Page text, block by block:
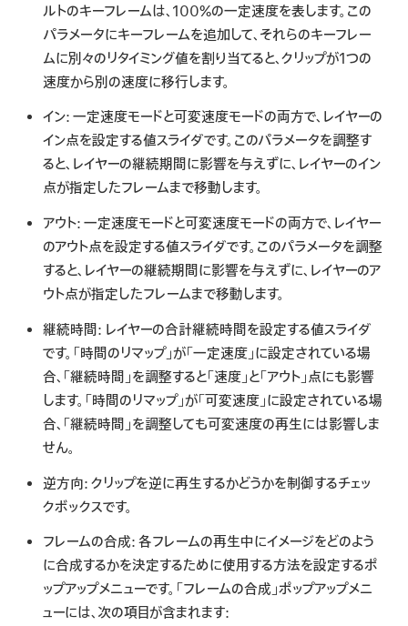
ルトのキーフレームは、100%の一定速度を表します。この
パラメータにキーフレームを追加して、それらのキーフレー
ムに別々のリタイミング値を割り当てると、クリップが1つの
速度から別の速度に移行します。
イン: 一定速度モードと可変速度モードの両方で、レイヤーの
イン点を設定する値スライダです。このパラメータを調整す
ると、レイヤーの継続期間に影響を与えずに、レイヤーのイン
点が指定したフレームまで移動します。
アウト: 一定速度モードと可変速度モードの両方で、レイヤー
のアウト点を設定する値スライダです。このパラメータを調整
すると、レイヤーの継続期間に影響を与えずに、レイヤーのア
ウト点が指定したフレームまで移動します。
継続時間: レイヤーの合計継続時間を設定する値スライダ
です。「時間のリマップ」が「一定速度」に設定されている場
合、「継続時間」を調整すると「速度」と「アウト」点にも影響
します。「時間のリマップ」が「可変速度」に設定されている場
合、「継続時間」を調整しても可変速度の再生には影響しま
せん。
逆方向: クリップを逆に再生するかどうかを制御するチェッ
クボックスです。
フレームの合成: 各フレームの再生中にイメージをどのよう
に合成するかを決定するために使用する方法を設定するポ
ップアップメニューです。「フレームの合成」ポップアップメニ
ューには、次の項目が含まれます: